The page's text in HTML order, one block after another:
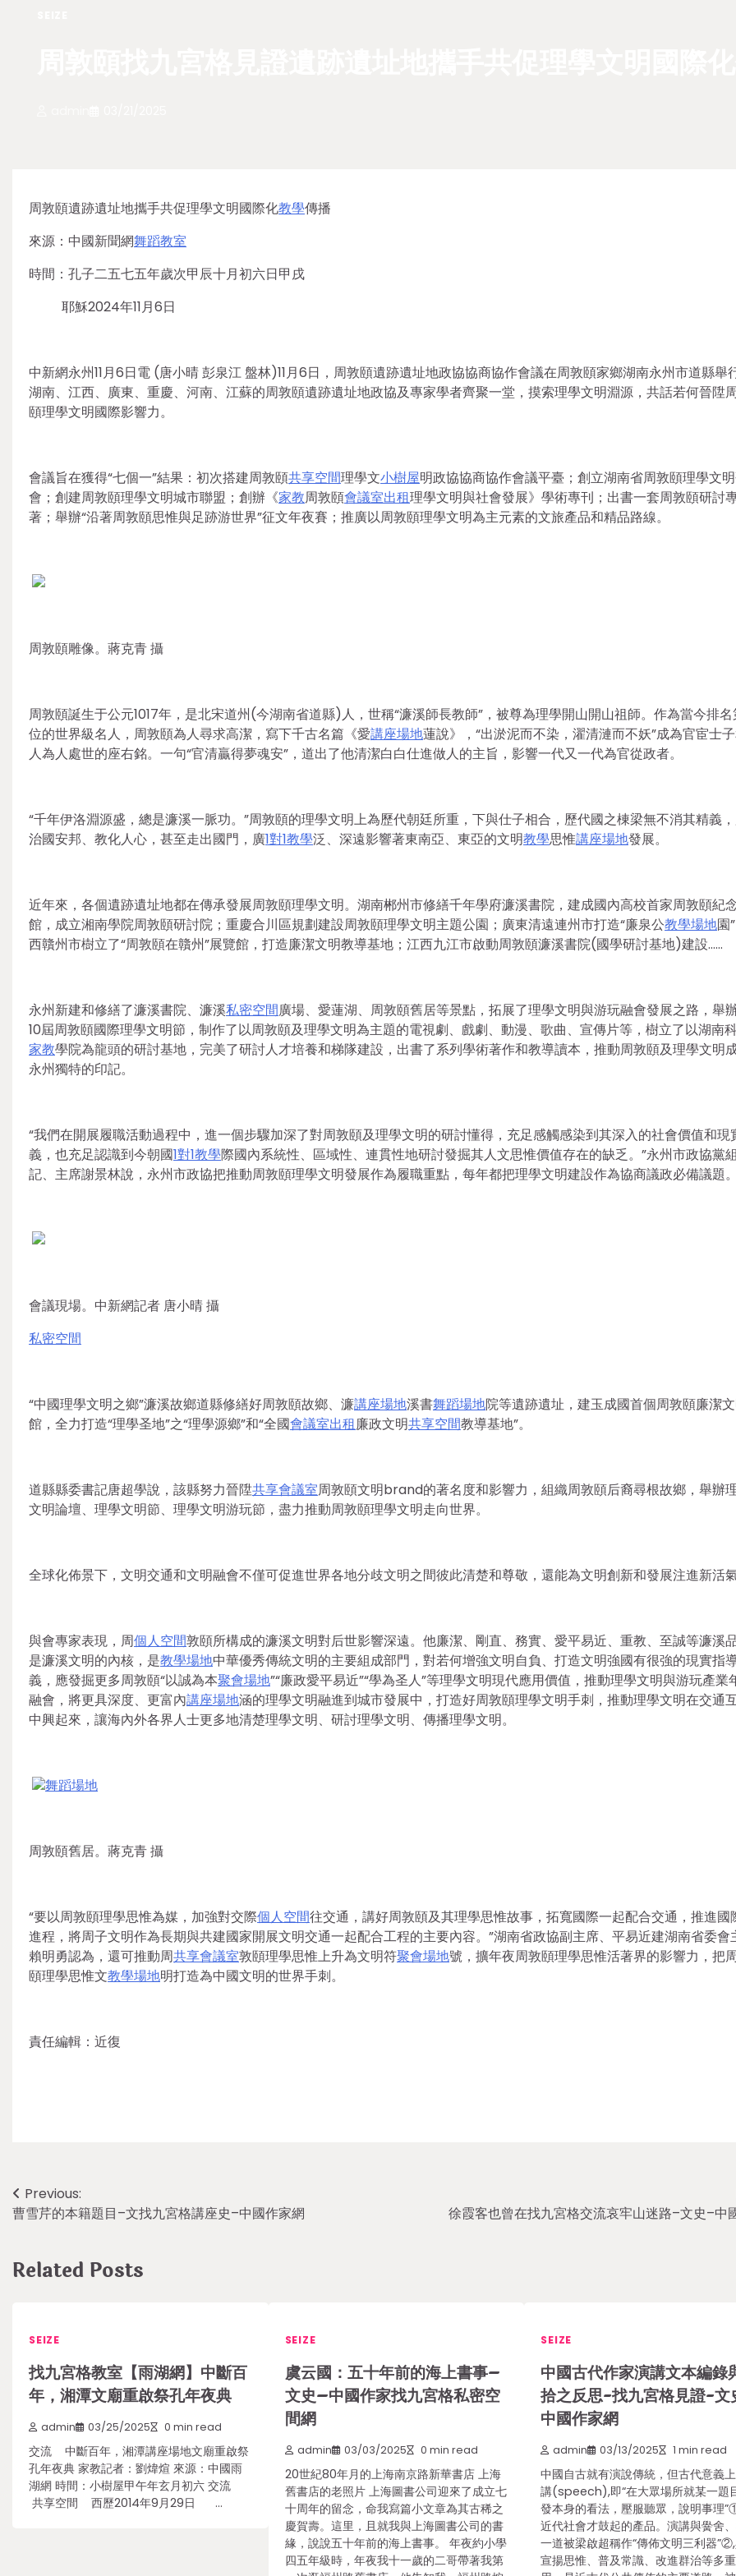
周敦頤遺跡遺址地攜手共促理學文明國際化教學傳播
來源：中國新聞網舞蹈教室
時間：孔子二五七五年歲次甲辰十月初六日甲戌
耶穌2024年11月6日
中新網永州11月6日電 (唐小晴 彭泉江 盤林)11月6日，周敦頤遺跡遺址地政協協商協作會議在周敦頤家鄉湖南永州市道縣舉
湖南、江西、廣東、重慶、河南、江蘇的周敦頤遺跡遺址地政協及專家學者齊聚一堂，摸索理學文明淵源，共話若何晉陞
頤理學文明國際影響力。
會議旨在獲得“七個一”結果：初次搭建周敦頤共享空間理學文小樹屋明政協協商協作會議平臺；創立湖南省周敦頤理學文
會；創建周敦頤理學文明城市聯盟；創辦《家教周敦頤會議室出租理學文明與社會發展》學術專刊；出書一套周敦頤研討
著；舉辦“沿著周敦頤思惟與足跡游世界”征文年夜賽；推廣以周敦頤理學文明為主元素的文旅產品和精品路線。
周敦頤雕像。蔣克青 攝
周敦頤誕生于公元1017年，是北宋道州(今湖南省道縣)人，世稱“濂溪師長教師”，被尊為理學開山開山祖師。作為當今排
位的世界級名人，周敦頤為人尋求高潔，寫下千古名篇《愛講座場地蓮說》，“出淤泥而不染，濯清漣而不妖”成為官宦士
人為人處世的座右銘。一句“官清贏得夢魂安”，道出了他清潔白白仕進做人的主旨，影響一代又一代為官從政者。
“千年伊洛淵源盛，總是濂溪一脈功。”周敦頤的理學文明上為歷代朝廷所重，下與仕子相合，歷代國之棟梁無不消其精義
治國安邦、教化人心，甚至走出國門，廣1對1教學泛、深遠影響著東南亞、東亞的文明教學思惟講座場地發展。
近年來，各個遺跡遺址地都在傳承發展周敦頤理學文明。湖南郴州市修繕千年學府濂溪書院，建成國內高校首家周敦頤紀
館，成立湘南學院周敦頤研討院；重慶合川區規劃建設周敦頤理學文明主題公園；廣東清遠連州市打造“廉泉公教學場地園
西贛州市樹立了“周敦頤在贛州”展覽館，打造廉潔文明教導基地；江西九江市啟動周敦頤濂溪書院(國學研討基地)建設……
永州新建和修繕了濂溪書院、濂溪私密空間廣場、愛蓮湖、周敦頤舊居等景點，拓展了理學文明與游玩融會發展之路，舉
10屆周敦頤國際理學文明節，制作了以周敦頤及理學文明為主題的電視劇、戲劇、動漫、歌曲、宣傳片等，樹立了以湖南
家教學院為龍頭的研討基地，完美了研討人才培養和梯隊建設，出書了系列學術著作和教導讀本，推動周敦頤及理學文明
永州獨特的印記。
“我們在開展履職活動過程中，進一個步驟加深了對周敦頤及理學文明的研討懂得，充足感觸感染到其深入的社會價值和現
義，也充足認識到今朝國1對1教學際國內系統性、區域性、連貫性地研討發掘其人文思惟價值存在的缺乏。”永州市政協黨
記、主席謝景林說，永州市政協把推動周敦頤理學文明發展作為履職重點，每年都把理學文明建設作為協商議政必備議題。
會議現場。中新網記者 唐小晴 攝
私密空間
“中國理學文明之鄉”濂溪故鄉道縣修繕好周敦頤故鄉、濂講座場地溪書舞蹈場地院等遺跡遺址，建玉成國首個周敦頤廉潔
館，全力打造“理學圣地”之“理學源鄉”和“全國會議室出租廉政文明共享空間教導基地”。
道縣縣委書記唐超學說，該縣努力晉陞共享會議室周敦頤文明brand的著名度和影響力，組織周敦頤后裔尋根故鄉，舉辦
文明論壇、理學文明節、理學文明游玩節，盡力推動周敦頤理學文明走向世界。
全球化佈景下，文明交通和文明融會不僅可促進世界各地分歧文明之間彼此清楚和尊敬，還能為文明創新和發展注進新活氣
與會專家表現，周個人空間敦頤所構成的濂溪文明對后世影響深遠。他廉潔、剛直、務實、愛平易近、重教、至誠等濂溪
是濂溪文明的內核，是教學場地中華優秀傳統文明的主要組成部門，對若何增強文明自負、打造文明強國有很強的現實指
義，應發掘更多周敦頤“以誠為本聚會場地”“廉政愛平易近”“學為圣人”等理學文明現代應用價值，推動理學文明與游玩產業
融會，將更具深度、更富內講座場地涵的理學文明融進到城市發展中，打造好周敦頤理學文明手刺，推動理學文明在交通
中興起來，讓海內外各界人士更多地清楚理學文明、研討理學文明、傳播理學文明。
舞蹈場地
周敦頤舊居。蔣克青 攝
“要以周敦頤理學思惟為媒，加強對交際個人空間往交通，講好周敦頤及其理學思惟故事，拓寬國際一起配合交通，推進國
進程，將周子文明作為長期與共建國家開展文明交通一起配合工程的主要內容。”湖南省政協副主席、平易近建湖南省委會
賴明勇認為，還可推動周共享會議室敦頤理學思惟上升為文明符聚會場地號，擴年夜周敦頤理學思惟活著界的影響力，把
頤理學思惟文教學場地明打造為中國文明的世界手刺。
責任編輯：近復
Post
navigation
Previous:
曹雪芹的本籍題目–文找九宮格講座史–中國作家網
徐霞客也曾在找九宮格交流哀牢山迷路–文史–中
Related Posts
SEIZE
找九宮格教室【雨湖網】中斷百
年，湘潭文廟重啟祭孔年夜典
admin 03/25/2025 0 min read
交流 中斷百年，湘潭講座場地文廟重啟祭
孔年夜典 家教記者：劉煒煊 來源：中國雨
湖網 時間：小樹屋甲午年玄月初六 交流
共享空間 西歷2014年9月29日 …
SEIZE
虞云國：五十年前的海上書事–
文史–中國作家找九宮格私密空
間網
admin 03/03/2025 0 min read
20世紀80年月的上海南京路新華書店 上海
舊書店的老照片 上海圖書公司迎來了成立七
十周年的留念，命我寫篇小文章為其古稀之
慶賀壽。這里，且就我與上海圖書公司的書
緣，說說五十年前的海上書事。 年夜約小學
四五年級時，年夜我十一歲的二哥帶著我第
SEIZE
中國古代作家演講文本編錄
拾之反思-找九宮格見證-
中國作家網
admin 03/13/2025 1 min read
中國自古就有演說傳統，但古代意義
講(speech),即“在大眾場所就某一題
發本身的看法，壓服聽眾，說明事理
近代社會才鼓起的產品。演講與黌舍
一道被梁啟超稱作“傳佈文明三利器
宣揚思惟、普及常識、改進群治等多